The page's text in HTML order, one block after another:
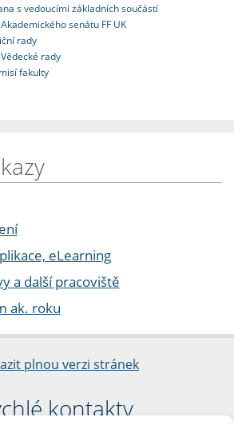
s vedoucími základních součástí
senátu FF UK
rady
rady
fakulty
eLearning
a další pracoviště
ak. roku
plnou verzi stránek
kontakty